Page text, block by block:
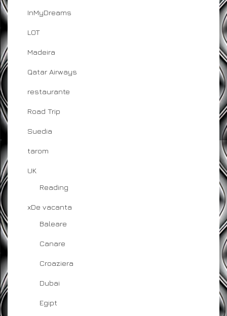
InMyDreams
LOT
Madeira
Qatar Airways
restaurante
Road Trip
Suedia
tarom
UK
Reading
xDe vacanta
Baleare
Canare
Croaziera
Dubai
Egipt